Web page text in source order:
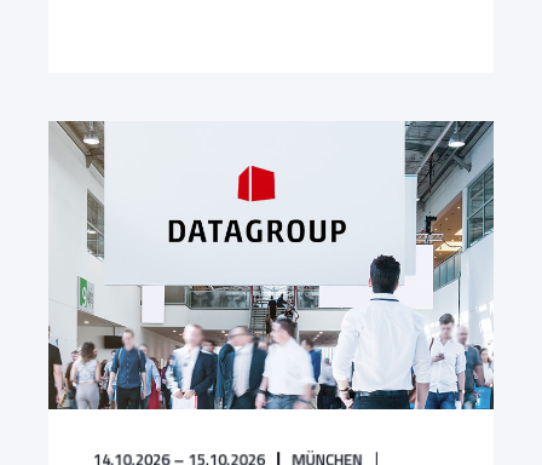
14.10.2026 – 15.10.2026 MÜNCHEN